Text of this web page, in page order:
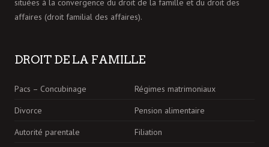
situées à la convergence du droit de la famille et du droit des
affaires (droit familial des affaires).
DROIT DE LA FAMILLE
Pacs – Concubinage
Régimes matrimoniaux
Divorce
Pension alimentaire
Autorité parentale
Filiation